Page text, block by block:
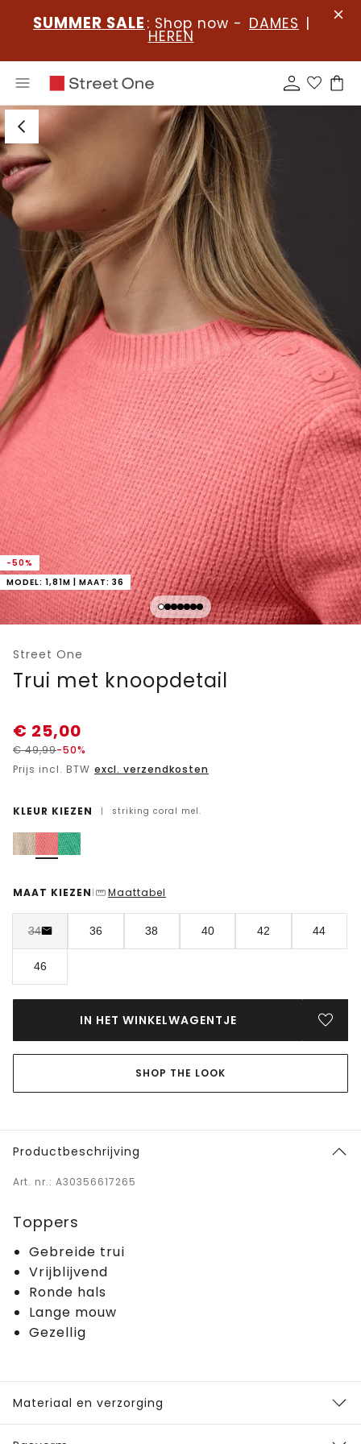
SUMMER SALE : Shop now - DAMES |
HEREN
-50%
MODEL: 1,81M | MAAT: 36
Street One
Trui met knoopdetail
€ 25,00
€49,99-50%
Prijs incl. BTW excl. verzendkosten
KLEUR KIEZEN | striking coral mel.
MAAT KIEZEN | Maattabel
34 36 38 40 42 44
46
IN HET WINKELWAGENTJE
SHOP THE LOOK
Productbeschrijving
Art. nr.: A30356617265
Toppers
Gebreide trui
Vrijblijvend
Ronde hals
Lange mouw
Gezellig
Materiaal en verzorging